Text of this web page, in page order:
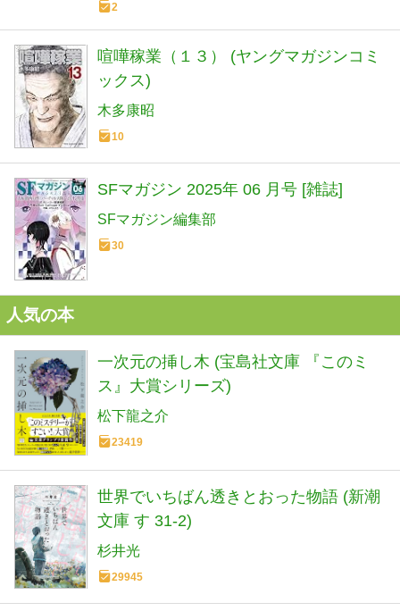
2
喧嘩稼業（１３） (ヤングマガジンコミ
ックス)
木多康昭
10
SFマガジン 2025年 06 月号 [雑誌]
SFマガジン編集部
30
人気の本
一次元の挿し木 (宝島社文庫 『このミ
ス』大賞シリーズ)
松下龍之介
23419
世界でいちばん透きとおった物語 (新潮
文庫 す 31-2)
杉井光
29945